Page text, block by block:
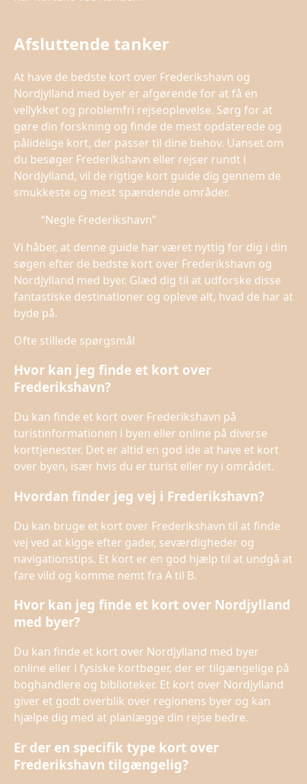
Afsluttende tanker
At have de bedste kort over Frederikshavn og
Nordjylland med byer er afgørende for at få en
vellykket og problemfri rejseoplevelse. Sørg for at
gøre din forskning og finde de mest opdaterede og
pålidelige kort, der passer til dine behov. Uanset om
du besøger Frederikshavn eller rejser rundt i
Nordjylland, vil de rigtige kort guide dig gennem de
smukkeste og mest spændende områder.
“Negle Frederikshavn”
Vi håber, at denne guide har været nyttig for dig i din
søgen efter de bedste kort over Frederikshavn og
Nordjylland med byer. Glæd dig til at udforske disse
fantastiske destinationer og opleve alt, hvad de har at
byde på.
Ofte stillede spørgsmål
Hvor kan jeg finde et kort over
Frederikshavn?
Du kan finde et kort over Frederikshavn på
turistinformationen i byen eller online på diverse
korttjenester. Det er altid en god ide at have et kort
over byen, især hvis du er turist eller ny i området.
Hvordan finder jeg vej i Frederikshavn?
Du kan bruge et kort over Frederikshavn til at finde
vej ved at kigge efter gader, seværdigheder og
navigationstips. Et kort er en god hjælp til at undgå at
fare vild og komme nemt fra A til B.
Hvor kan jeg finde et kort over Nordjylland
med byer?
Du kan finde et kort over Nordjylland med byer
online eller i fysiske kortbøger, der er tilgængelige på
boghandlere og biblioteker. Et kort over Nordjylland
giver et godt overblik over regionens byer og kan
hjælpe dig med at planlægge din rejse bedre.
Er der en specifik type kort over
Frederikshavn tilgængelig?